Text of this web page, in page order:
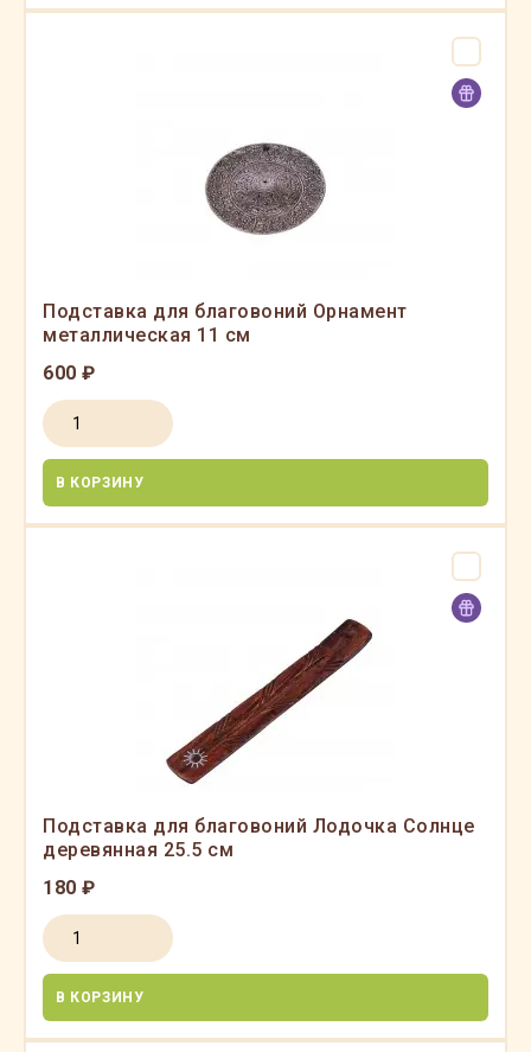
Подставка для благовоний Орнамент
металлическая 11 см
600 ₽
В КОРЗИНУ
Подставка для благовоний Лодочка Солнце
деревянная 25.5 см
180 ₽
В КОРЗИНУ